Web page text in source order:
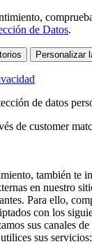
de Datos.
Personalizar
de datos
de customer
también te
en nuestro
Para ello,
con los
sus canales
sus servicios: